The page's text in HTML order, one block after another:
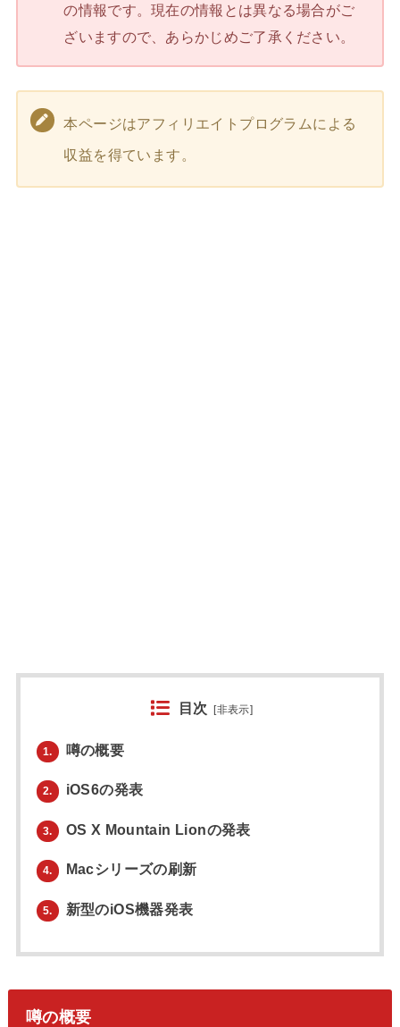
の情報です。現在の情報とは異なる場合がご
ざいますので、あらかじめご了承ください。
本ページはアフィリエイトプログラムによる
収益を得ています。
目次 [非表示]
1. 噂の概要
2. iOS6の発表
3. OS X Mountain Lionの発表
4. Macシリーズの刷新
5. 新型のiOS機器発表
噂の概要